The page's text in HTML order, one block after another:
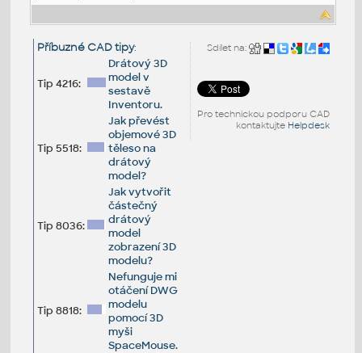
Sdílet na:
Pro technickou podporu CAD
kontaktujte Helpdesk
Příbuzné CAD tipy:
Tip 4216:
Drátový 3D
model v
sestavě
Inventoru.
Tip 5518:
Jak převést
objemové 3D
těleso na
drátový
model?
Tip 8036:
Jak vytvořit
částečný
drátový
model
zobrazení 3D
modelu?
Tip 8818:
Nefunguje mi
otáčení DWG
modelu
pomocí 3D
myši
SpaceMouse.